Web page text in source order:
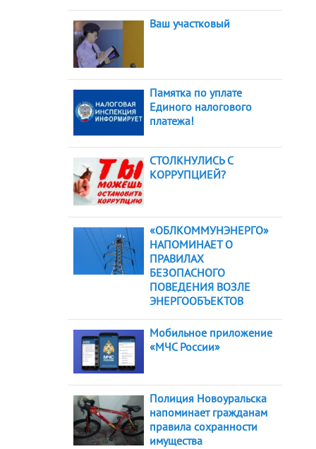
Ваш участковый
Памятка по уплате
Единого налогового
платежа!
СТОЛКНУЛИСЬ С
КОРРУПЦИЕЙ?
«ОБЛКОММУНЭНЕРГО»
НАПОМИНАЕТ О
ПРАВИЛАХ
БЕЗОПАСНОГО
ПОВЕДЕНИЯ ВОЗЛЕ
ЭНЕРГООБЪЕКТОВ
Мобильное приложение
«МЧС России»
Полиция Новоуральска
напоминает гражданам
правила сохранности
имущества